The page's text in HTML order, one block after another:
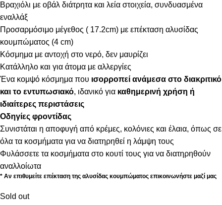
Βραχιόλι με οβάλ διάτρητα και λεία στοιχεία, συνδυασμένα
εναλλάξ
Προσαρμόσιμο μέγεθος ( 17.2cm) με επέκταση αλυσίδας
κουμπώματος (4 cm)
Κόσμημα με αντοχή στο νερό, δεν μαυρίζει
Κατάλληλο και για άτομα με αλλεργίες
Ένα κομψό κόσμημα που ισορροπεί ανάμεσα στο διακριτικό
και το εντυπωσιακό, ιδανικό για καθημερινή χρήση ή
ιδιαίτερες περιστάσεις
Οδηγίες φροντίδας
Συνιστάται η αποφυγή από κρέμες, κολόνιες και έλαια, όπως σε
όλα τα κοσμήματα για να διατηρηθεί η λάμψη τους
Φυλάσσετε τα κοσμήματα στο κουτί τους για να διατηρηθούν
αναλλοίωτα
* Αν επιθυμείτε επέκταση της αλυσίδας κουμπώματος επικοινωνήστε μαζί μας
Sold out